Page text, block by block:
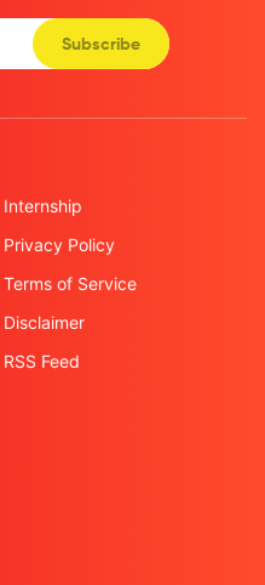
Subscribe
Internship
Privacy Policy
Terms of Service
Disclaimer
RSS Feed